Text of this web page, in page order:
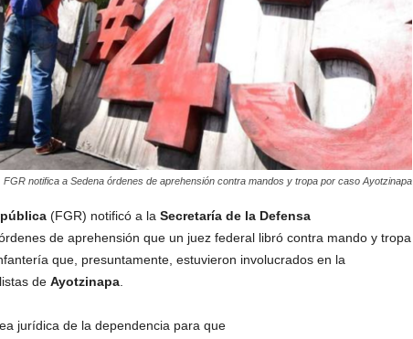
FGR notifica a Sedena órdenes de aprehensión contra mandos y tropa por caso Ayotzinapa
(FGR) notificó a la Secretaría de la Defensa
de aprehensión que un juez federal libró contra mando y tropa
que, presuntamente, estuvieron involucrados en la
de Ayotzinapa.
jurídica de la dependencia para que